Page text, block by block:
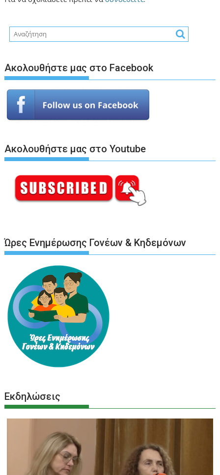
Ακολουθήστε μας στο Facebook
Ακολουθήστε μας στο Youtube
Ώρες Ενημέρωσης Γονέων & Κηδεμόνων
Εκδηλώσεις